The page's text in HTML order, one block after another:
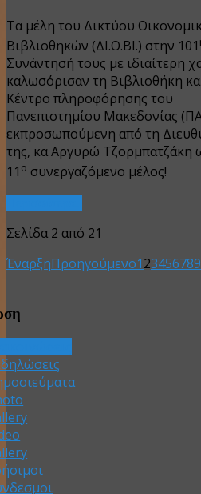
Τα μέλη του Δικτύου
Βιβλιοθηκών (ΔΙ.Ο.ΒΙ.) στην 101
Συνάντησή τους με ιδιαίτερη
καλωσόρισαν τη Βιβλιοθήκη
Κέντρο πληροφόρησης του
Πανεπιστημίου Μακεδονίας
εκπροσωπούμενη από τη
της, κα Αργυρώ Τζορμπατζάκη
11 ο συνεργαζόμενο μέλος!
Σελίδα 2 από 21
ΈναρξηΠροηγούμενο123456789